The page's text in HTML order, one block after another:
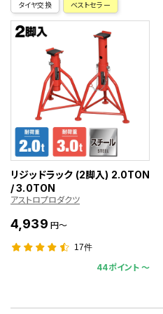
タイヤ交換 ベストセラー
リジッドラック (2脚入) 2.0TON
/ 3.0TON
アストロプロダクツ
4,939 円～
17件
44ポイント 〜